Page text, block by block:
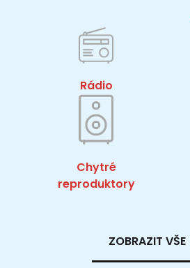
Rádio
Chytré
reproduktory
ZOBRAZIT VŠE